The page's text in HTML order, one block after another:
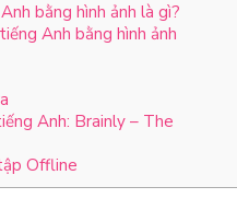
bằng hình ảnh là gì?
Anh bằng hình ảnh
Anh: Brainly – The
Offline